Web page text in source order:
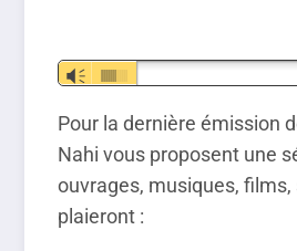
Lecteur
Vm
Pour la dernière émission
Nahi vous proposent une
ouvrages, musiques,
plaieront :